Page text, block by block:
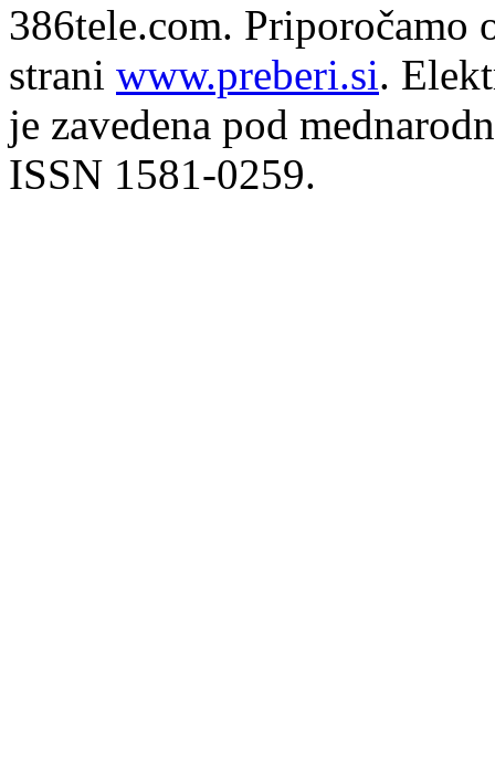
386tele.com. Priporočamo
strani www.preberi.si.
je zavedena pod
ISSN 1581-0259.